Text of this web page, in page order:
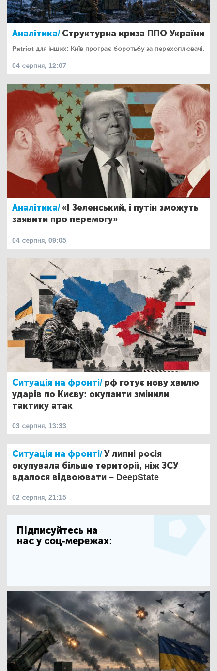
Аналітика/ Структурна криза ППО України
Patriot для інших: Київ програє боротьбу за перехоплювачі.
04 серпня, 12:07
Аналітика/«І Зеленський, і путін зможуть
заявити про перемогу»
04 серпня, 09:05
Ситуація на фронті/ рф готує нову хвилю
ударів по Києву: окупанти змінили
тактику атак
03 серпня, 13:33
Ситуація на фронті/У липні росія
окупувала більше території, ніж ЗСУ
вдалося відвоювати – DeepState
02 серпня, 21:15
Підписуйтесь на
нас у соц-мережах: